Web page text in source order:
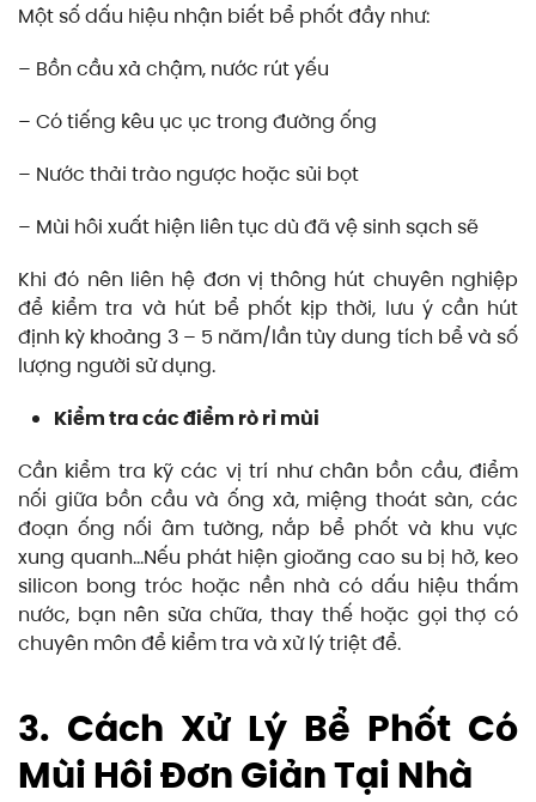
Một số dấu hiệu nhận biết bể phốt đầy như:
– Bồn cầu xả chậm, nước rút yếu
– Có tiếng kêu ục ục trong đường ống
– Nước thải trào ngược hoặc sủi bọt
– Mùi hôi xuất hiện liên tục dù đã vệ sinh sạch sẽ
Khi đó nên liên hệ đơn vị thông hút chuyên nghiệp
để kiểm tra và hút bể phốt kịp thời, lưu ý cần hút
định kỳ khoảng 3 – 5 năm/lần tùy dung tích bể và số
lượng người sử dụng.
Kiểm tra các điểm rò rỉ mùi
Cần kiểm tra kỹ các vị trí như chân bồn cầu, điểm
nối giữa bồn cầu và ống xả, miệng thoát sàn, các
đoạn ống nối âm tường, nắp bể phốt và khu vực
xung quanh…Nếu phát hiện gioăng cao su bị hở, keo
silicon bong tróc hoặc nền nhà có dấu hiệu thấm
nước, bạn nên sửa chữa, thay thế hoặc gọi thợ có
chuyên môn để kiểm tra và xử lý triệt để.
3. Cách Xử Lý Bể Phốt Có
Mùi Hôi Đơn Giản Tại Nhà